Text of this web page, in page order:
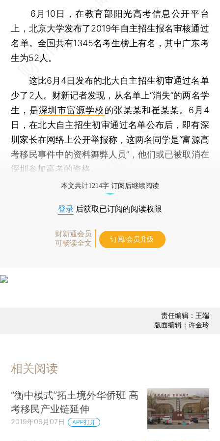
6月10日，在教育部阳光高考信息公开平台
上，北京大学发布了2019年自主招生报名审核通过
名单。全国共有1345名考生榜上有名，其中广东考
生为52人。
这比6月4日发布的北大自主招生初审通过名单
少了2人。财新记者发现，从名单上“消失”的两名学
生，是深圳市富源学校的张某某和崔某某。6月4
日，在北大自主招生初审通过名单公布后，即有深
圳家长在网络上公开举报称，这两名同学是“富源高
考移民事件中的资料舞弊人员”，他们或已被取消在
深圳参加高考的资格。
本文共计1214字 订阅后继续阅读
登录 后获取已订阅的阅读权限
财新通会员
可畅读全文
订阅/会员升级
责任编辑：王端
版面编辑：许金玲
相关阅读
“衡中模式”拓土境外华侨班 高
考移民产业链延伸
2019年06月07日 APP打开